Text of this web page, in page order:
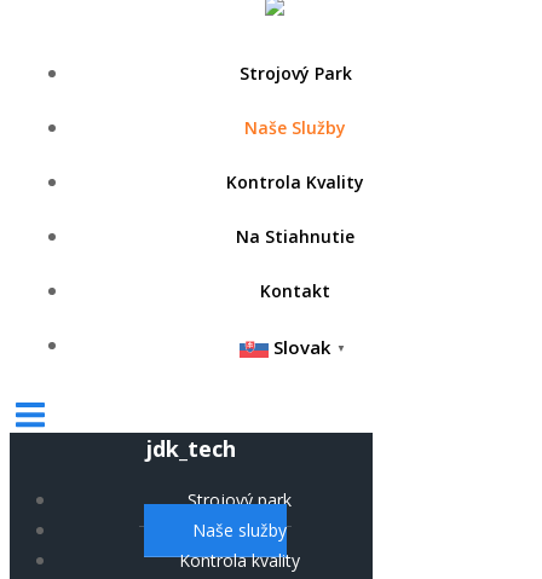
Strojový Park
Naše Služby
Kontrola Kvality
Na Stiahnutie
Kontakt
Slovak ▼
jdk_tech
Strojový park
Naše služby
Kontrola kvality